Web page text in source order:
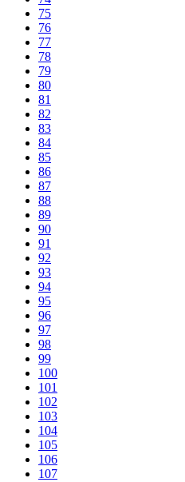
75
76
77
78
79
80
81
82
83
84
85
86
87
88
89
90
91
92
93
94
95
96
97
98
99
100
101
102
103
104
105
106
107